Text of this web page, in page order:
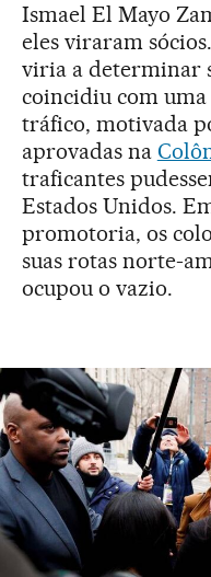
Ismael El Mayo
eles viraram
viria a determinar
coincidiu com
tráfico, motivada
aprovadas na
traficantes
Estados Unidos.
promotoria, os
suas rotas norte-
ocupou o vazio.